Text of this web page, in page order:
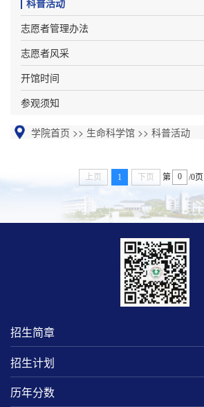
科普活动
志愿者管理办法
志愿者风采
开馆时间
参观须知
学院首页 >> 生命科学馆 >> 科普活动
上页 1 下页 第 /0页
招生简章
招生计划
历年分数